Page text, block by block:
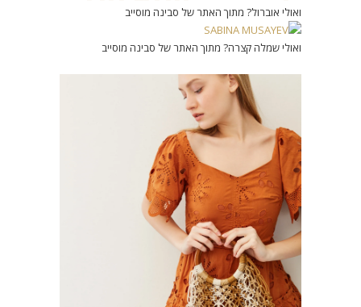
ואולי אוברול? מתוך האתר של סבינה מוסייב
ואולי שמלה קצרה? מתוך האתר של סבינה מוסייב